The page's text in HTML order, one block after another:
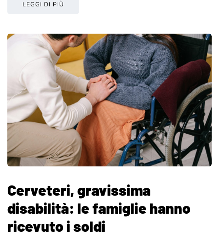
LEGGI DI PIÙ
Cerveteri, gravissima
disabilità: le famiglie hanno
ricevuto i soldi